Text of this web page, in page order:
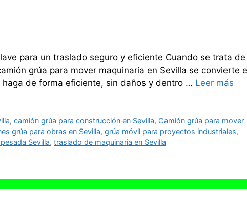
para un traslado seguro y eficiente Cuando se trata de
grúa para mover maquinaria en Sevilla se convierte
de forma eficiente, sin daños y dentro … Leer más
,camión grúa para construcción en Sevilla, Camión grúa para mover
grúa para obras en Sevilla, grúa móvil para proyectos industriales,
Sevilla, traslado de maquinaria en Sevilla